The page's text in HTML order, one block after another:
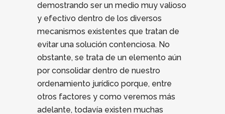
demostrando ser un medio muy valioso
y efectivo dentro de los diversos
mecanismos existentes que tratan de
evitar una solución contenciosa. No
obstante, se trata de un elemento aún
por consolidar dentro de nuestro
ordenamiento jurídico porque, entre
otros factores y como veremos más
adelante, todavía existen muchas